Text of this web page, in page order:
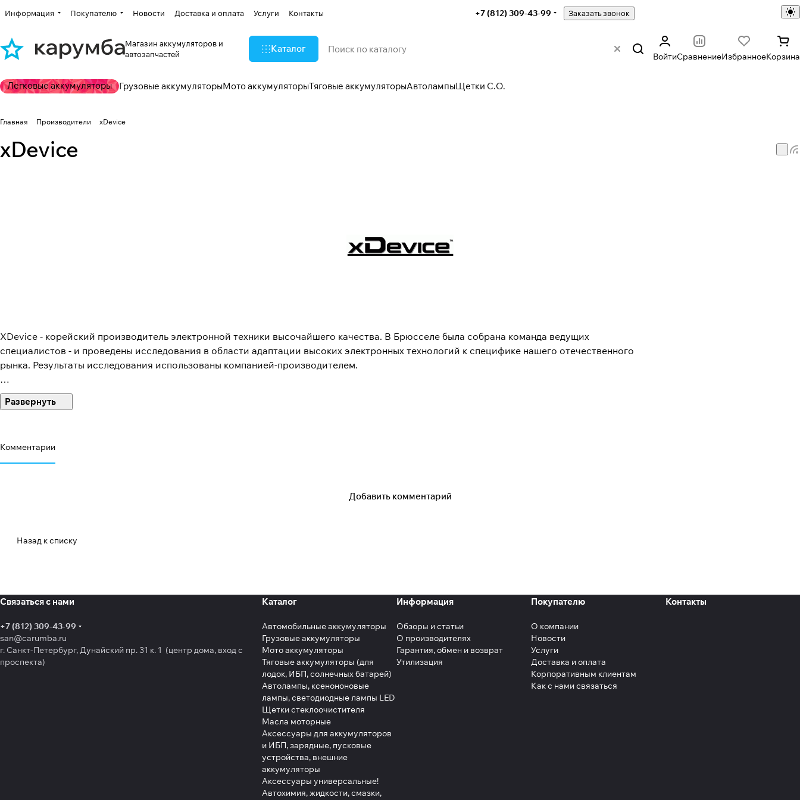
Информация Покупателю Новости Доставка и оплата Услуги Контакты +7 (812) 309-43-99 Заказать звонок
Магазин аккумуляторов и
автозапчастей
Каталог
ВойтиСравнениеИзбранноеКорзина
Легковые аккумуляторы Грузовые аккумуляторыМото аккумуляторыТяговые аккумуляторыАвтолампыЩетки С.О.
Главная Производители xDevice
xDevice
XDevice - корейский производитель электронной техники высочайшего качества. В Брюсселе была собрана команда ведущих
специалистов - и проведены исследования в области адаптации высоких электронных технологий к специфике нашего отечественного
рынка. Результаты исследования использованы компанией-производителем.
Техника от XDevice имеет все необходимые сертификаты, рекомендована для использования в условиях России
Комментарии
Добавить комментарий
Назад к списку
Связаться с нами
+7 (812) 309-43-99
san@carumba.ru
г. Санкт-Петербург, Дунайский пр. 31 к. 1 (центр дома, вход с
проспекта)
Каталог
Автомобильные аккумуляторы
Грузовые аккумуляторы
Мото аккумуляторы
Тяговые аккумуляторы (для
лодок, ИБП, солнечных батарей)
Автолампы, ксенононовые
лампы, светодиодные лампы LED
Щетки стеклоочистителя
Масла моторные
Аксессуары для аккумуляторов
и ИБП, зарядные, пусковые
устройства, внешние
аккумуляторы
Аксессуары универсальные!
Автохимия, жидкости, смазки,
Информация
Обзоры и статьи
О производителях
Гарантия, обмен и возврат
Утилизация
Покупателю
О компании
Новости
Услуги
Доставка и оплата
Корпоративным клиентам
Как с нами связаться
Контакты